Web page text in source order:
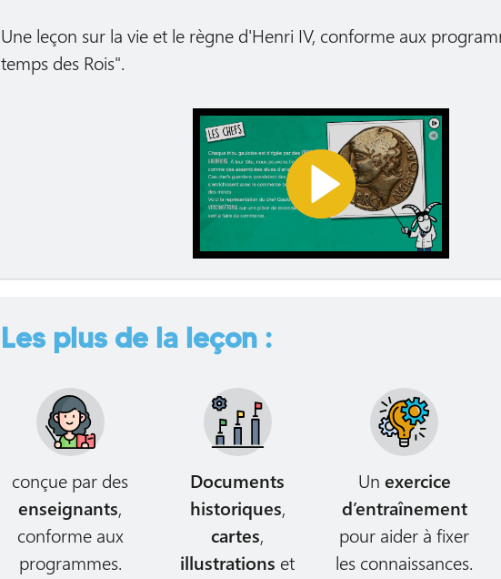
Une leçon sur la vie et le règne d'Henri IV, conforme aux
temps des Rois".
Les plus de la leçon :
conçue par des
enseignants,
conforme aux
programmes.
Documents
historiques,
cartes,
illustrations et
Un exercice
d’entraînement
pour aider à fixer
les connaissances.